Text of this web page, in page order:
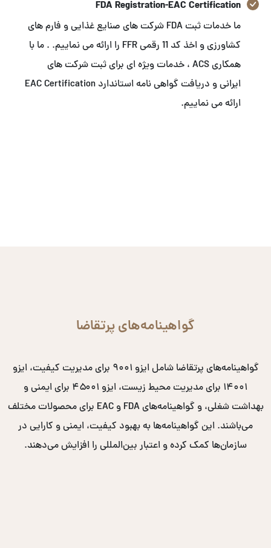
FDA Registration-EAC Certification
ما خدمات ثبت FDA شرکت های صنایع غذایی و فارم های
کشاورزی و اخذ کد 11 رقمی FFR را ارائه می نماییم. . ما با
همکاری ACS ، خدمات ویژه ای برای ثبت شرکت های
ایرانی و دریافت گواهی نامه استاندارد EAC Certification
ارائه می نماییم.
گواهینامه‌های پرتقاضا
گواهینامه‌های پرتقاضا شامل ایزو ۹۰۰۱ برای مدیریت کیفیت، ایزو
۱۴۰۰۱ برای مدیریت محیط زیست، ایزو ۴۵۰۰۱ برای ایمنی و
بهداشت شغلی، و گواهینامه‌های FDA و EAC برای محصولات مختلف
می‌باشند. این گواهینامه‌ها به بهبود کیفیت، ایمنی و کارایی در
سازمان‌ها کمک کرده و اعتبار بین‌المللی را افزایش می‌دهند.